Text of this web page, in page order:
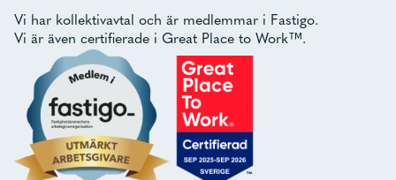
Vi har kollektivavtal och är medlemmar i Fastigo.
Vi är även certifierade i Great Place to Work™.